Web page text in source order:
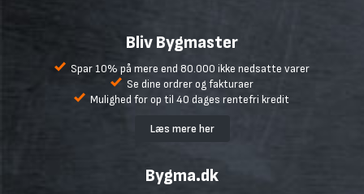
Bliv Bygmaster
Spar 10% på mere end 80.000 ikke nedsatte varer
Se dine ordrer og fakturaer
Mulighed for op til 40 dages rentefri kredit
Læs mere her
Bygma.dk